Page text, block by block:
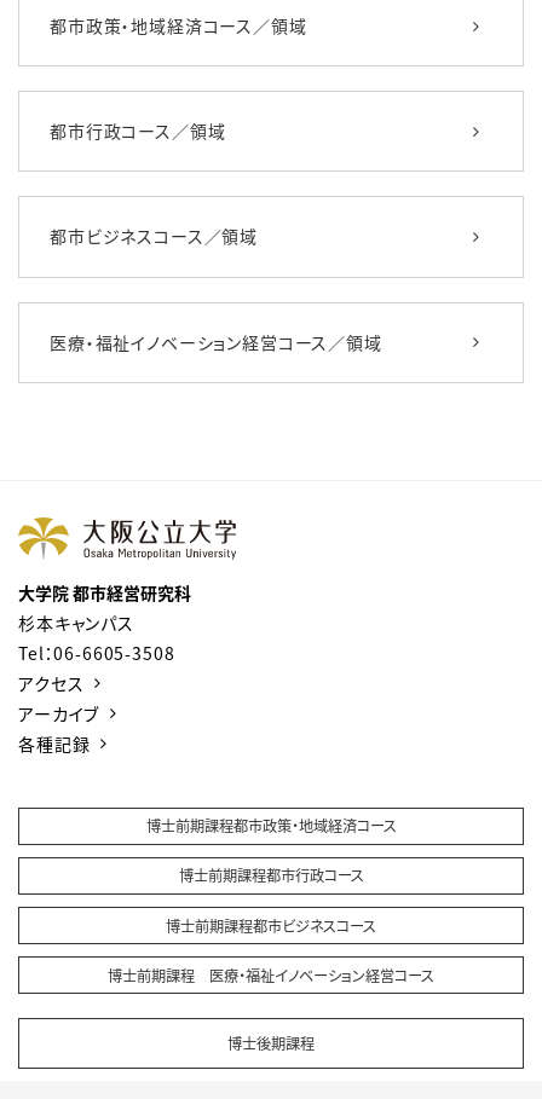
都市政策・地域経済コース／領域
都市行政コース／領域
都市ビジネスコース／領域
医療・福祉イノベーション経営コース／領域
大学院 都市経営研究科
杉本キャンパス
Tel：06-6605-3508
アクセス
アーカイブ
各種記録
博士前期課程都市政策・地域経済コース
博士前期課程都市行政コース
博士前期課程都市ビジネスコース
博士前期課程 医療・福祉イノベーション経営コース
博士後期課程